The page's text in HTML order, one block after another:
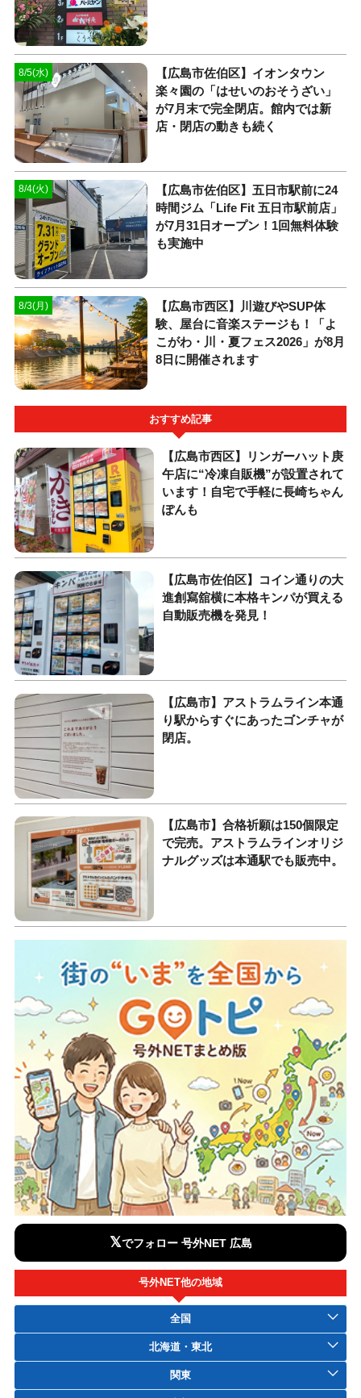
8/5(水)
【広島市佐伯区】イオンタウン
楽々園の「はせいのおそうざい」
が7月末で完全閉店。館内では新
店・閉店の動きも続く
8/4(火)
【広島市佐伯区】五日市駅前に24
時間ジム「Life Fit 五日市駅前店」
が7月31日オープン！1回無料体験
も実施中
8/3(月)
【広島市西区】川遊びやSUP体
験、屋台に音楽ステージも！「よ
こがわ・川・夏フェス2026」が8月
8日に開催されます
おすすめ記事
【広島市西区】リンガーハット庚
午店に“冷凍自販機”が設置されて
います！自宅で手軽に長崎ちゃん
ぽんも
【広島市佐伯区】コイン通りの大
進創寫舘横に本格キンパが買える
自動販売機を発見！
【広島市】アストラムライン本通
り駅からすぐにあったゴンチャが
閉店。
【広島市】合格祈願は150個限定
で完売。アストラムラインオリジ
ナルグッズは本通駅でも販売中。
𝕏でフォロー 号外NET 広島
号外NET他の地域
全国
北海道・東北
関東